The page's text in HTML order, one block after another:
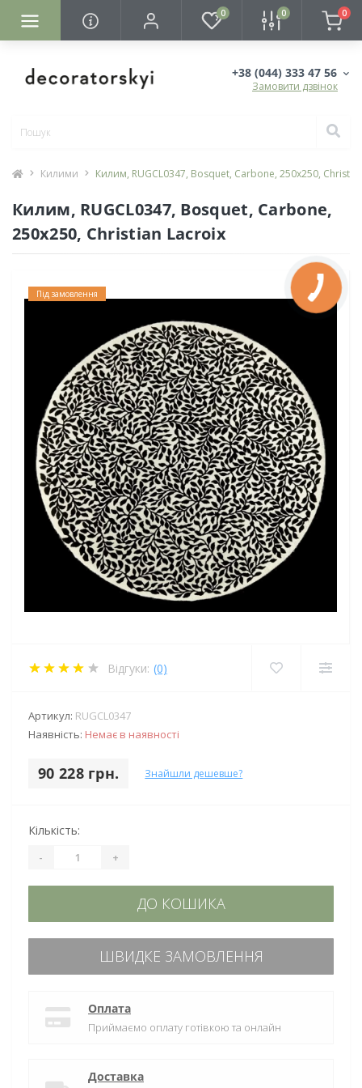
0 0 0
+38 (044) 333 47 56
Замовити дзвінок
Килими Килим, RUGCL0347, Bosquet, Carbone, 250х250,
Килим, RUGCL0347, Bosquet, Carbone,
250х250, Christian Lacroix
Під замовлення
Відгуки: (0)
Артикул: RUGCL0347
Наявність: Немає в наявності
90 228 грн. Знайшли дешевше?
Кількість:
- +
ДО КОШИКА
ШВИДКЕ ЗАМОВЛЕННЯ
Оплата
Приймаємо оплату готівкою та онлайн
Доставка